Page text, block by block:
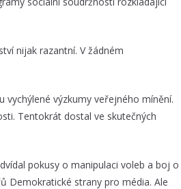
nijak razantní. V žádném
výzkumy veřejného mínění.
Tentokrát dostal ve skutečných
pokusy o manipulaci voleb a boj o
Demokratické strany pro média. Ale